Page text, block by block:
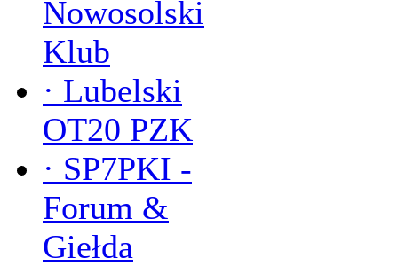
Nowosolski
Klub
· Lubelski
OT20 PZK
· SP7PKI -
Forum &
Giełda